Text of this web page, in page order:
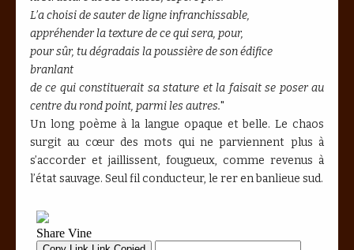
L’a choisi de sauter de ligne infranchissable,
appréhender la texture de ce qui sera, pour,
pour sûr, tu dégradais la poussière de son édifice
branlant
de ce qui constituerait sa stature et la faisait se poser au
centre du rond point, parmi les autres."
Un long poème à la langue opaque et belle. Le chaos
surgit au cœur des mots qui ne parviennent plus à
s’accorder et jaillissent, fougueux, comme revenus à
l’état sauvage. Seul fil conducteur, le rer en banlieue sud.